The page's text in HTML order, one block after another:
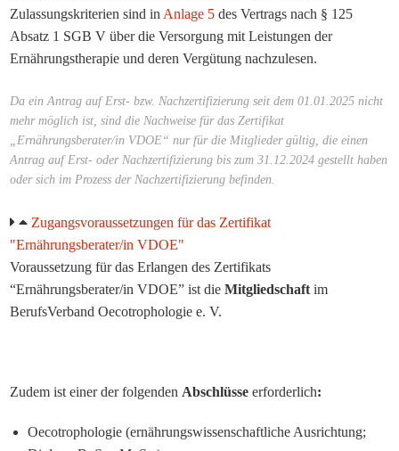
Zulassungskriterien sind in Anlage 5 des Vertrags nach § 125
Absatz 1 SGB V über die Versorgung mit Leistungen der
Ernährungstherapie und deren Vergütung nachzulesen.
Da ein Antrag auf Erst- bzw. Nachzertifizierung seit dem 01.01.2025 nicht
mehr möglich ist, sind die Nachweise für das Zertifikat
„Ernährungsberater/in VDOE“ nur für die Mitglieder gültig, die einen
Antrag auf Erst- oder Nachzertifizierung bis zum 31.12.2024 gestellt haben
oder sich im Prozess der Nachzertifizierung befinden.
Zugangsvoraussetzungen für das Zertifikat
"Ernährungsberater/in VDOE"
Voraussetzung für das Erlangen des Zertifikats
“Ernährungsberater/in VDOE” ist dieMitgliedschaft im
BerufsVerband Oecotrophologie e. V.
Zudem ist einer der folgenden Abschlüsseerforderlich:
Oecotrophologie (ernährungswissenschaftliche Ausrichtung;